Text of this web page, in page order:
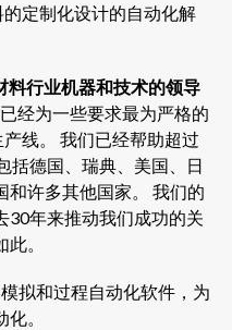
定制化设计的自动化解
行业机器和技术的领导
经为一些要求最为严格的
线。 我们已经帮助超过
括德国、瑞典、美国、日
和许多其他国家。 我们的
30年来推动我们成功的关
。
拟和过程自动化软件，为
。